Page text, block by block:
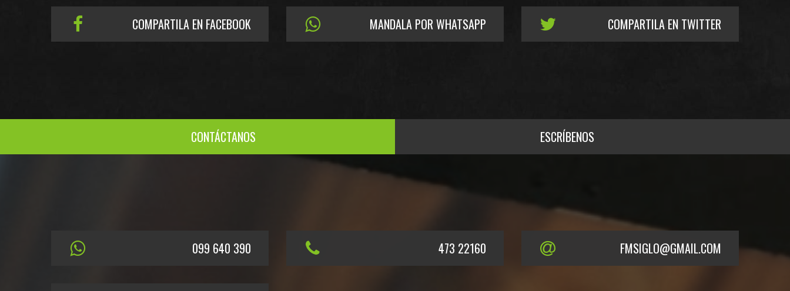
COMPARTILA EN FACEBOOK MANDALA POR WHATSAPP COMPARTILA EN TWITTER
CONTÁCTANOS ESCRÍBENOS
099 640 390 473 22160 FMSIGLO@GMAIL.COM